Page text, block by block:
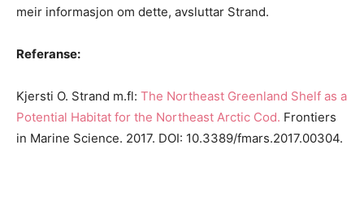
meir informasjon om dette, avsluttar Strand.
Referanse:
Kjersti O. Strand m.fl: The Northeast Greenland Shelf as a
Potential Habitat for the Northeast Arctic Cod. Frontiers
in Marine Science. 2017. DOI: 10.3389/fmars.2017.00304.